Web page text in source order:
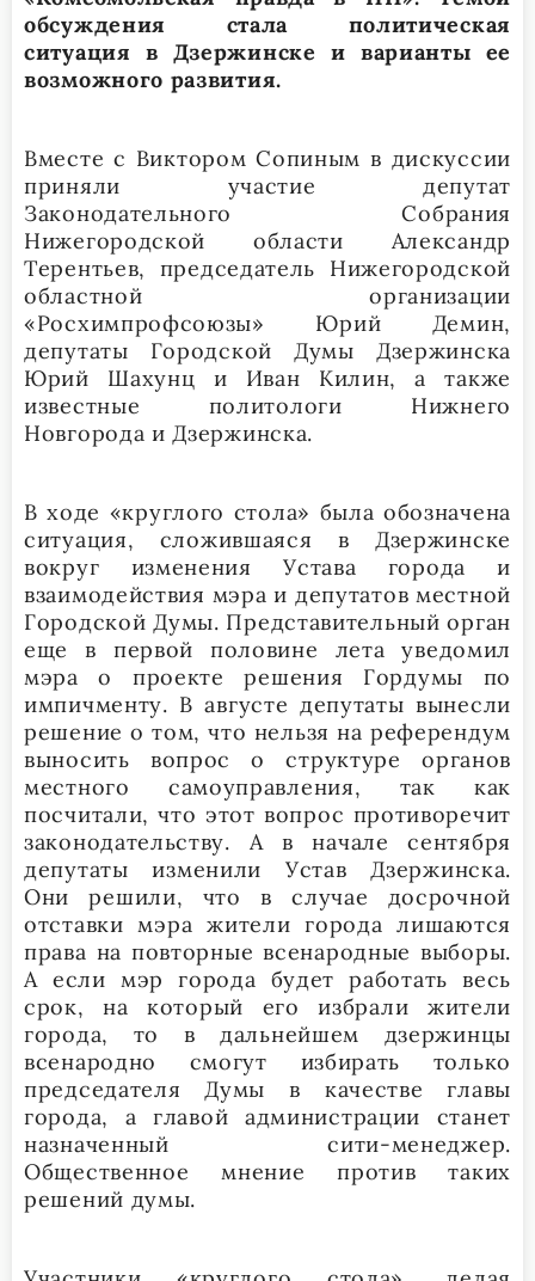
обсуждения стала политическая
ситуация в Дзержинске и варианты ее
возможного развития.
Вместе с Виктором Сопиным в дискуссии
приняли участие депутат
Законодательного Собрания
Нижегородской области Александр
Терентьев, председатель Нижегородской
областной организации
«Росхимпрофсоюзы» Юрий Демин,
депутаты Городской Думы Дзержинска
Юрий Шахунц и Иван Килин, а также
известные политологи Нижнего
Новгорода и Дзержинска.
В ходе «круглого стола» была обозначена
ситуация, сложившаяся в Дзержинске
вокруг изменения Устава города и
взаимодействия мэра и депутатов местной
Городской Думы. Представительный орган
еще в первой половине лета уведомил
мэра о проекте решения Гордумы по
импичменту. В августе депутаты вынесли
решение о том, что нельзя на референдум
выносить вопрос о структуре органов
местного самоуправления, так как
посчитали, что этот вопрос противоречит
законодательству. А в начале сентября
депутаты изменили Устав Дзержинска.
Они решили, что в случае досрочной
отставки мэра жители города лишаются
права на повторные всенародные выборы.
А если мэр города будет работать весь
срок, на который его избрали жители
города, то в дальнейшем дзержинцы
всенародно смогут избирать только
председателя Думы в качестве главы
города, а главой администрации станет
назначенный сити-менеджер.
Общественное мнение против таких
решений думы.